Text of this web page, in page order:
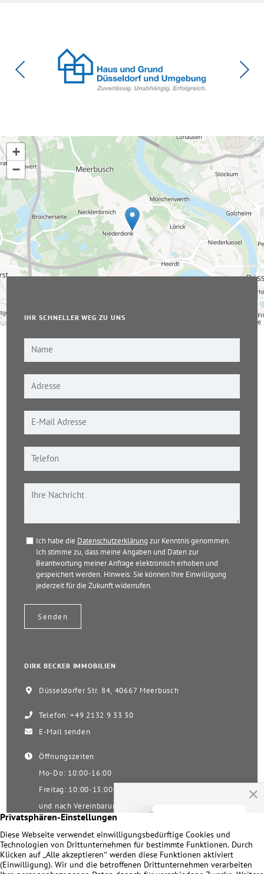
+
−
© OpenStreetMap-Mitwirkende
IHR SCHNELLER WEG ZU UNS
Ich habe die Datenschutzerklärung zur Kenntnis genommen.
Ich stimme zu, dass meine Angaben und Daten zur
Beantwortung meiner Anfrage elektronisch erhoben und
gespeichert werden. Hinweis: Sie können Ihre Einwilligung
jederzeit für die Zukunft widerrufen.
DIRK BECKER IMMOBILIEN
Düsseldorfer Str. 84, 40667 Meerbusch
Telefon: +49 2132 9 33 30
E-Mail senden
Öffnungszeiten
Mo-Do: 10:00-16:00
Freitag: 10:00-13:00
und nach Vereinbarung
Samstag nach Vereinbarung!
Unsere Facebookseite
Impressum | Datenschutz | Kontakt